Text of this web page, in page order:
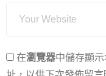
在瀏覽器中儲存顯